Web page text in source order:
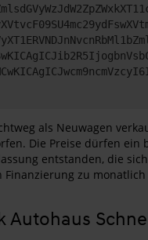
als Neuwagen
Die Preise dürfen
entstanden, die
zu
Autohaus